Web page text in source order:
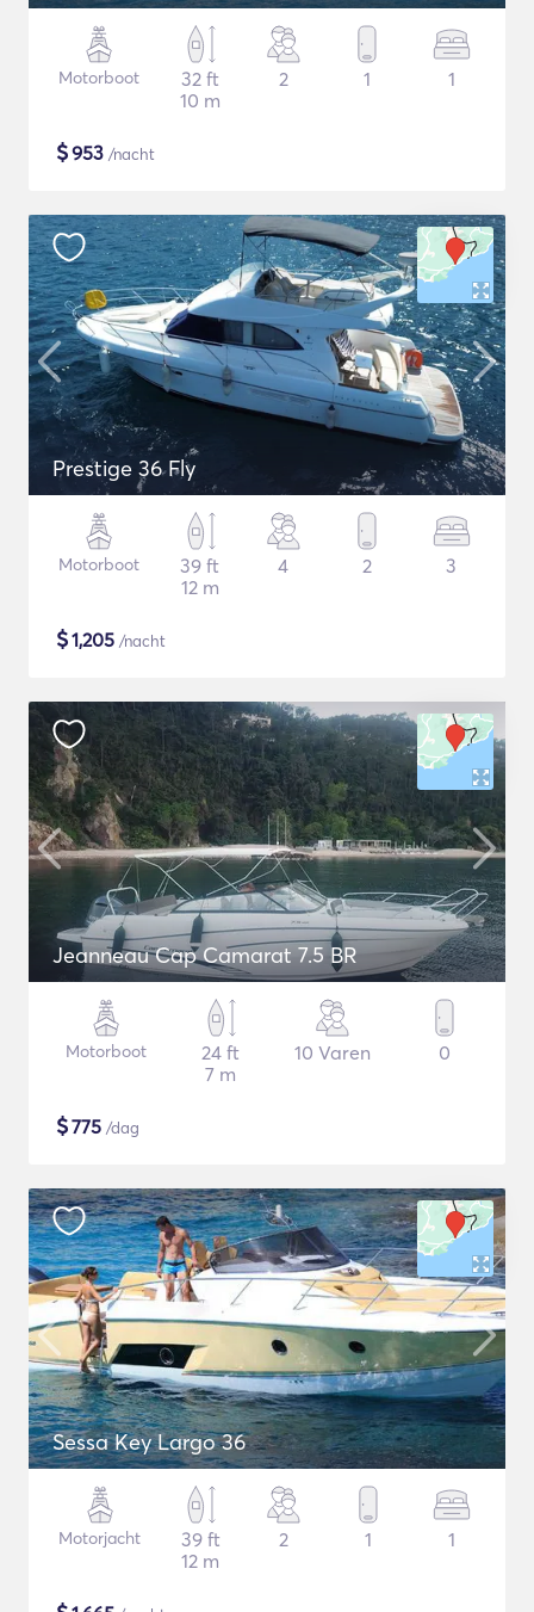
Motorboot
32 ft
10 m
2 1 1
$953 /nacht
Prestige 36 Fly
Motorboot
39 ft
12 m
4 2 3
$1,205 /nacht
Jeanneau Cap Camarat 7.5 BR
Motorboot
24 ft
7 m
10 Varen 0
$775 /dag
Sessa Key Largo 36
Motorjacht
39 ft
12 m
2 1 1